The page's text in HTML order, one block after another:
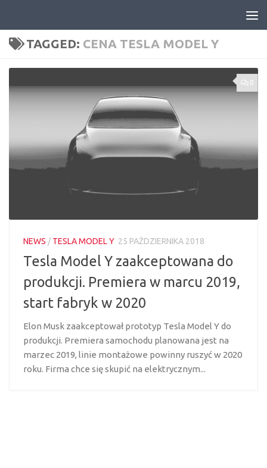
TAGGED: CENA TESLA MODEL Y
0
NEWS /TESLA MODEL Y 25 PAŹDZIERNIKA 2018
Tesla Model Y zaakceptowana do
produkcji. Premiera w marcu 2019,
start fabryk w 2020
Elon Musk zaakceptował prototyp Tesla Model Y do
produkcji. Premiera samochodu planowana jest na
marzec 2019, linie montażowe powinny ruszyć w 2020
roku. Firma chce się skupić na elektrycznym...